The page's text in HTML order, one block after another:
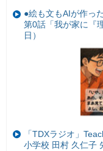
●絵も文もAIが作っ
第0話「我が家に『
日）
「TDXラジオ」
小学校 田村 久仁子